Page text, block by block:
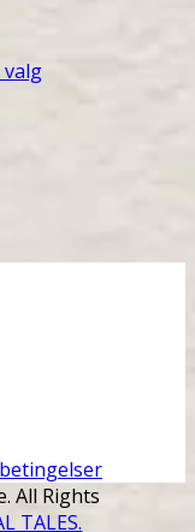
All Rights
TALES.